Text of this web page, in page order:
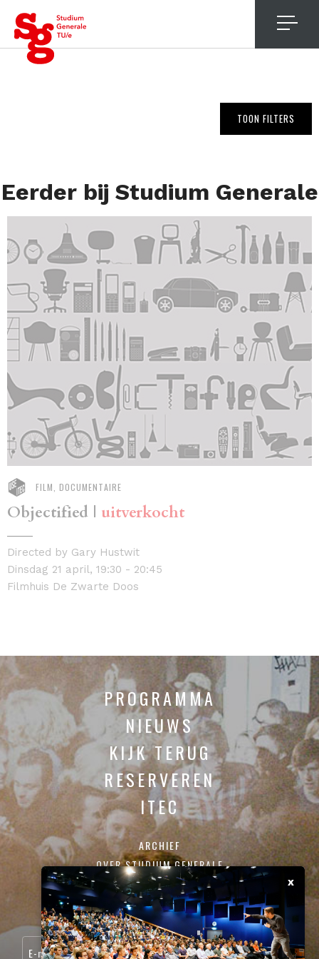
TOON FILTERS
Eerder bij Studium Generale
FILM, DOCUMENTAIRE
Objectified | uitverkocht
Directed by Gary Hustwit
Dinsdag 21 april, 19:30 - 20:45
Filmhuis De Zwarte Doos
PROGRAMMA
NIEUWS
KIJK TERUG
RESERVEREN
ITEC
ARCHIEF
OVER STUDIUM GENERALE
CONTACT
SCHRIJF JE IN VOOR ONZE NIEUWSBRIEF:
x